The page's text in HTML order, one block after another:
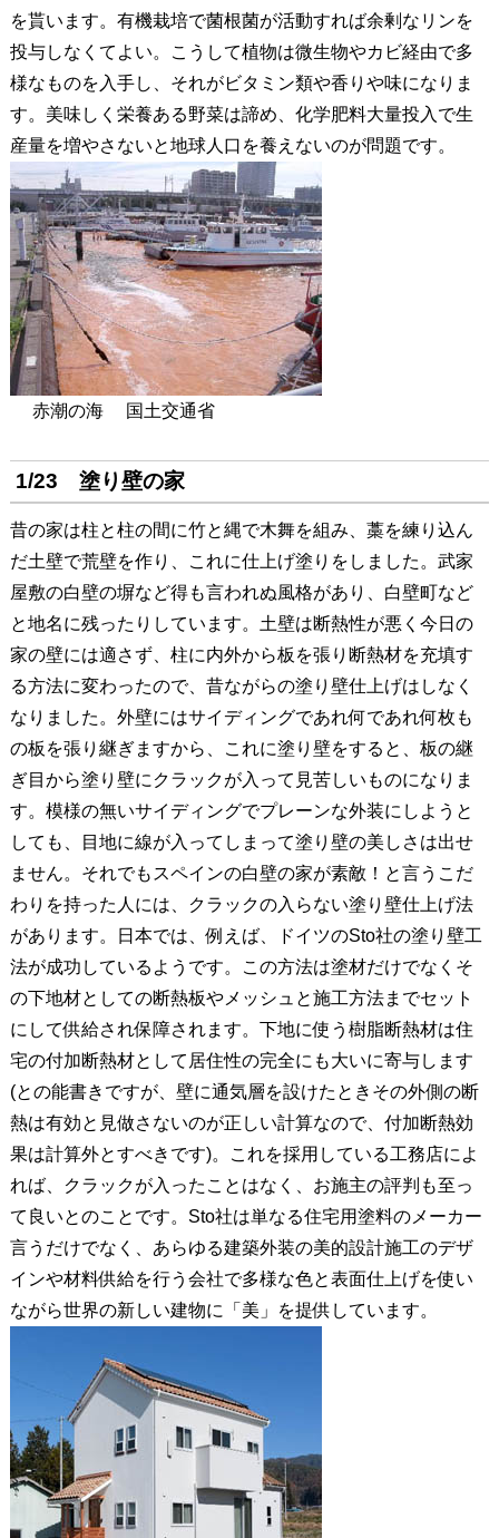
を貰います。有機栽培で菌根菌が活動すれば余剰なリンを
投与しなくてよい。こうして植物は微生物やカビ経由で多
様なものを入手し、それがビタミン類や香りや味になりま
す。美味しく栄養ある野菜は諦め、化学肥料大量投入で生
産量を増やさないと地球人口を養えないのが問題です。
赤潮の海 国土交通省
1/23 塗り壁の家
昔の家は柱と柱の間に竹と縄で木舞を組み、藁を練り込ん
だ土壁で荒壁を作り、これに仕上げ塗りをしました。武家
屋敷の白壁の塀など得も言われぬ風格があり、白壁町など
と地名に残ったりしています。土壁は断熱性が悪く今日の
家の壁には適さず、柱に内外から板を張り断熱材を充填す
る方法に変わったので、昔ながらの塗り壁仕上げはしなく
なりました。外壁にはサイディングであれ何であれ何枚も
の板を張り継ぎますから、これに塗り壁をすると、板の継
ぎ目から塗り壁にクラックが入って見苦しいものになりま
す。模様の無いサイディングでプレーンな外装にしようと
しても、目地に線が入ってしまって塗り壁の美しさは出せ
ません。それでもスペインの白壁の家が素敵！と言うこだ
わりを持った人には、クラックの入らない塗り壁仕上げ法
があります。日本では、例えば、ドイツのSto社の塗り壁工
法が成功しているようです。この方法は塗材だけでなくそ
の下地材としての断熱板やメッシュと施工方法までセット
にして供給され保障されます。下地に使う樹脂断熱材は住
宅の付加断熱材として居住性の完全にも大いに寄与します
(との能書きですが、壁に通気層を設けたときその外側の断
熱は有効と見做さないのが正しい計算なので、付加断熱効
果は計算外とすべきです)。これを採用している工務店によ
れば、クラックが入ったことはなく、お施主の評判も至っ
て良いとのことです。Sto社は単なる住宅用塗料のメーカー
言うだけでなく、あらゆる建築外装の美的設計施工のデザ
インや材料供給を行う会社で多様な色と表面仕上げを使い
ながら世界の新しい建物に「美」を提供しています。